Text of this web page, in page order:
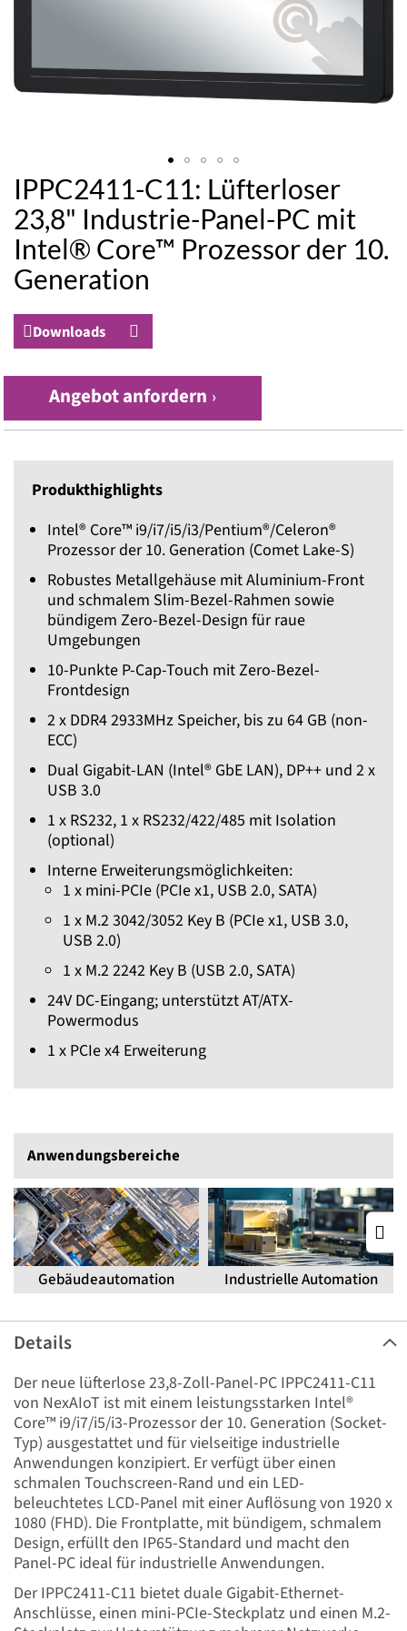
IPPC2411-C11: Lüfterloser
23,8" Industrie-Panel-PC mit
Intel® Core™ Prozessor der 10.
Generation
Downloads
Angebot anfordern
Produkthighlights
Intel® Core™ i9/i7/i5/i3/Pentium®/Celeron®
Prozessor der 10. Generation (Comet Lake-S)
Robustes Metallgehäuse mit Aluminium-Front
und schmalem Slim-Bezel-Rahmen sowie
bündigem Zero-Bezel-Design für raue
Umgebungen
10-Punkte P-Cap-Touch mit Zero-Bezel-
Frontdesign
2 x DDR4 2933MHz Speicher, bis zu 64 GB (non-
ECC)
Dual Gigabit-LAN (Intel® GbE LAN), DP++ und 2 x
USB 3.0
1 x RS232, 1 x RS232/422/485 mit Isolation
(optional)
Interne Erweiterungsmöglichkeiten:
1 x mini-PCIe (PCIe x1, USB 2.0, SATA)
1 x M.2 3042/3052 Key B (PCIe x1, USB 3.0,
USB 2.0)
1 x M.2 2242 Key B (USB 2.0, SATA)
24V DC-Eingang; unterstützt AT/ATX-
Powermodus
1 x PCIe x4 Erweiterung
Zum
Anfang
der
Bildergalerie
springen
Anwendungs­bereiche
Gebäudeautomation Industrielle Automation
Details
Der neue lüfterlose 23,8-Zoll-Panel-PC IPPC2411-C11
von NexAIoT ist mit einem leistungsstarken Intel®
Core™ i9/i7/i5/i3-Prozessor der 10. Generation (Socket-
Typ) ausgestattet und für vielseitige industrielle
Anwendungen konzipiert. Er verfügt über einen
schmalen Touchscreen-Rand und ein LED-
beleuchtetes LCD-Panel mit einer Auflösung von 1920 x
1080 (FHD). Die Frontplatte, mit bündigem, schmalem
Design, erfüllt den IP65-Standard und macht den
Panel-PC ideal für industrielle Anwendungen.
Der IPPC2411-C11 bietet duale Gigabit-Ethernet-
Anschlüsse, einen mini-PCIe-Steckplatz und einen M.2-